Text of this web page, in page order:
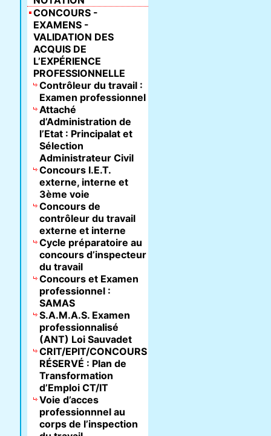
CONCOURS -
EXAMENS -
VALIDATION DES
ACQUIS DE
L’EXPÉRIENCE
PROFESSIONNELLE
Contrôleur du travail :
Examen professionnel
Attaché
d’Administration de
l’Etat : Principalat et
Sélection
Administrateur Civil
Concours I.E.T.
externe, interne et
3ème voie
Concours de
contrôleur du travail
externe et interne
Cycle préparatoire au
concours d’inspecteur
du travail
Concours et Examen
professionnel :
SAMAS
S.A.M.A.S. Examen
professionnalisé
(ANT) Loi Sauvadet
CRIT/EPIT/CONCOURS
RÉSERVÉ : Plan de
Transformation
d’Emploi CT/IT
Voie d’acces
professionnnel au
corps de l’inspection